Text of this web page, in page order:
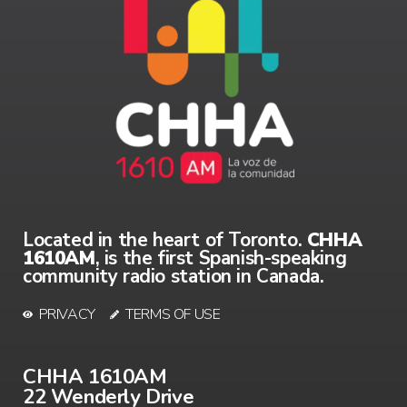
Located in the heart of Toronto. CHHA
1610AM, is the first Spanish-speaking
community radio station in Canada.
PRIVACY TERMS OF USE
CHHA 1610AM
22 Wenderly Drive